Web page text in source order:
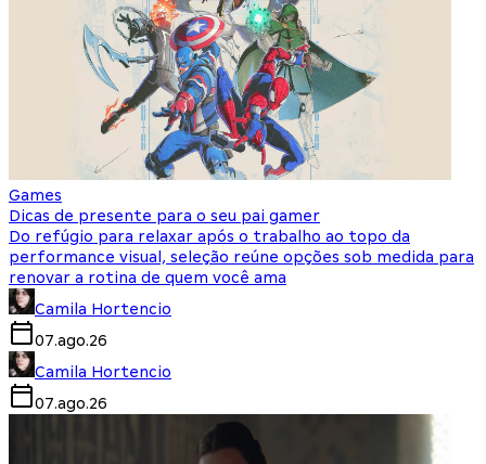
Games
Dicas de presente para o seu pai gamer
Do refúgio para relaxar após o trabalho ao topo da
performance visual, seleção reúne opções sob medida para
renovar a rotina de quem você ama
Camila Hortencio
07.ago.26
Camila Hortencio
07.ago.26